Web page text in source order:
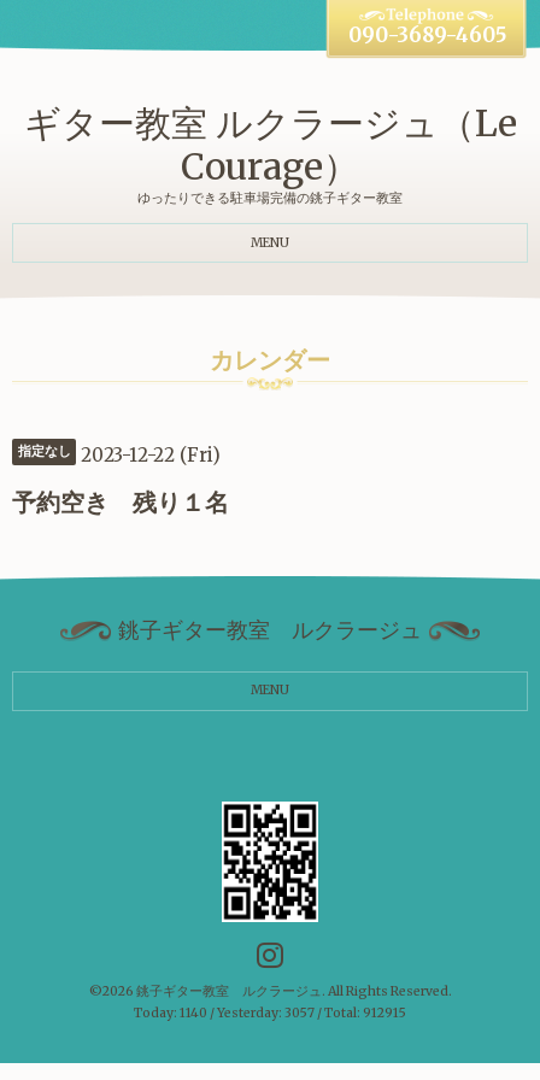
ギター教室 ルクラージュ（Le
Courage）
ゆったりできる駐車場完備の銚子ギター教室
090-3689-4605
MENU
カレンダー
指定なし 2023-12-22 (Fri)
予約空き 残り１名
銚子ギター教室 ルクラージュ
MENU
©2026 銚子ギター教室 ルクラージュ . All Rights Reserved.
Today: 1140 / Yesterday: 3057 / Total: 912915